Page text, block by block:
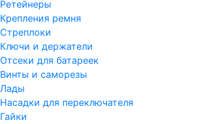
Ретейнеры
Крепления ремня
Стреплоки
Ключи и держатели
Отсеки для батареек
Винты и саморезы
Лады
Насадки для переключателя
Гайки